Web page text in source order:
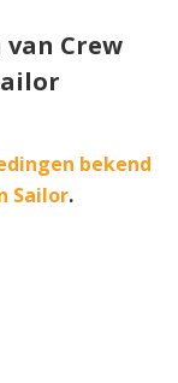
Crew
bekend
Sailor.